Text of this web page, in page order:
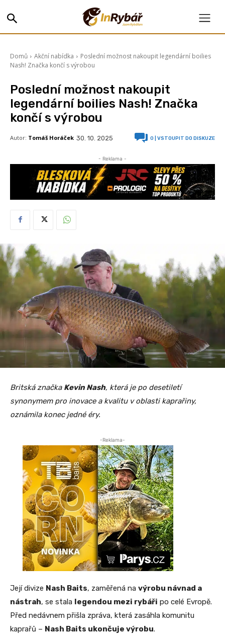
Domů Akční nabídka
Poslední možnost nakoupit legendární boilies
Nash! Značka končí s výrobou
Poslední možnost nakoupit
legendární boilies Nash! Značka
končí s výrobou
Autor: Tomáš Horáček 30. 10. 2025 0 | VSTOUPIT DO DISKUZE
- Reklama -
Britská značka Kevin Nash, která je po desetiletí
synonymem pro inovace a kvalitu v oblasti kaprařiny,
oznámila konec jedné éry.
-Reklama-
Její divize Nash Baits, zaměřená na výrobu návnad a
nástrah, se stala legendou mezi rybáři po celé Evropě.
Před nedávnem přišla zpráva, která zasáhla komunitu
kaprařů – Nash Baits ukončuje výrobu.